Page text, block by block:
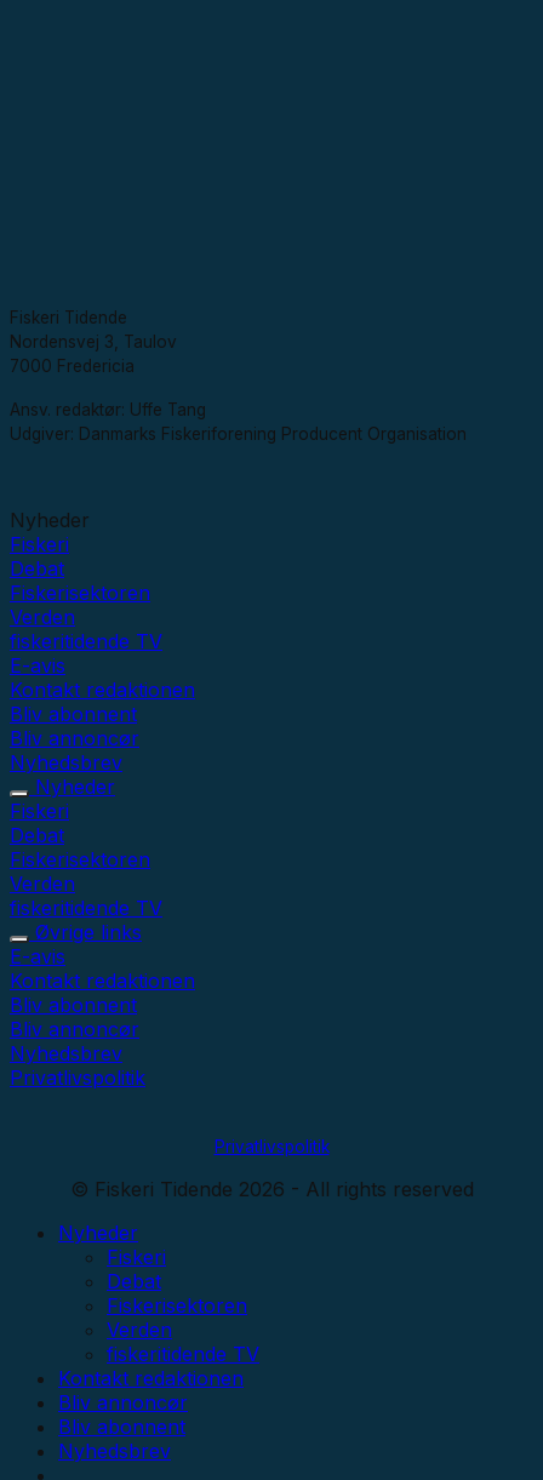
Fiskeri Tidende
Nordensvej 3, Taulov
7000 Fredericia
Ansv. redaktør: Uffe Tang
Udgiver: Danmarks Fiskeriforening Producent Organisation
Nyheder
Fiskeri
Debat
Fiskerisektoren
Verden
fiskeritidende TV
E-avis
Kontakt redaktionen
Bliv abonnent
Bliv annoncør
Nyhedsbrev
Nyheder
Fiskeri
Debat
Fiskerisektoren
Verden
fiskeritidende TV
Øvrige links
E-avis
Kontakt redaktionen
Bliv abonnent
Bliv annoncør
Nyhedsbrev
Privatlivspolitik
Privatlivspolitik
© Fiskeri Tidende 2026 - All rights reserved
Nyheder
Fiskeri
Debat
Fiskerisektoren
Verden
fiskeritidende TV
Kontakt redaktionen
Bliv annoncør
Bliv abonnent
Nyhedsbrev